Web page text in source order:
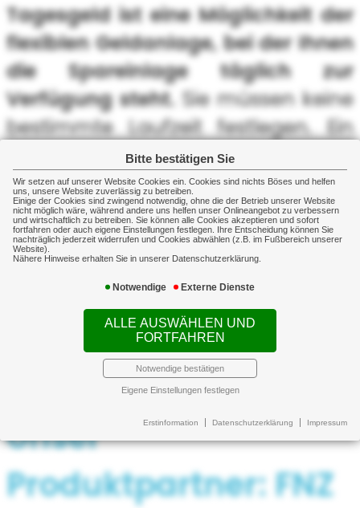
Bitte bestätigen Sie
Wir setzen auf unserer Website Cookies ein. Cookies sind nichts Böses und helfen
uns, unsere Website zuverlässig zu betreiben.
Einige der Cookies sind zwingend notwendig, ohne die der Betrieb unserer Website
nicht möglich wäre, während andere uns helfen unser Onlineangebot zu verbessern
und wirtschaftlich zu betreiben. Sie können alle Cookies akzeptieren und sofort
fortfahren oder auch eigene Einstellungen festlegen. Ihre Entscheidung können Sie
nachträglich jederzeit widerrufen und Cookies abwählen (z.B. im Fußbereich unserer
Website).
Nähere Hinweise erhalten Sie in unserer Datenschutzerklärung.
Notwendige Externe Dienste
ALLE AUSWÄHLEN UND
FORTFAHREN
Notwendige bestätigen
Eigene Einstellungen festlegen
Erstinformation Datenschutzerklärung Impressum
Tagesgeld ist eine Möglichkeit der
flexiblen Geldanlage, bei der Ihnen
die Spareinlage täglich zur
Verfügung steht. Sie müssen keine
bestimmte Laufzeit festlegen. Ein
Tagesgeldkonto ist das Konto, auf
dem Sie Ihr Geld einzahlen. Für den
eingezahlten Sparbetrag erhalten
Sie von der Bank Zinsen.
Jetzt vergleichen
Kontakt aufnehmen
Unser
Produktpartner: FNZ